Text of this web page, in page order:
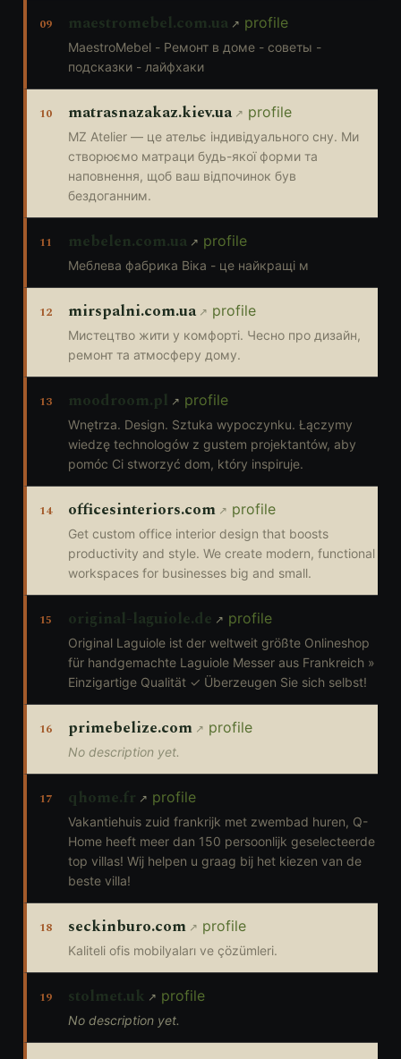
09 maestromebel.com.ua profile
MaestroMebel - Ремонт в доме - советы -
подсказки - лайфхаки
10 matrasnazakaz.kiev.ua profile
MZ Atelier — це ательє індивідуального сну. Ми
створюємо матраци будь-якої форми та
наповнення, щоб ваш відпочинок був
бездоганним.
11 mebelen.com.ua profile
Меблева фабрика Віка - це найкращі м
12 mirspalni.com.ua profile
Мистецтво жити у комфорті. Чесно про дизайн,
ремонт та атмосферу дому.
13 moodroom.pl profile
Wnętrza. Design. Sztuka wypoczynku. Łączymy
wiedzę technologów z gustem projektantów, aby
pomóc Ci stworzyć dom, który inspiruje.
14 officesinteriors.com profile
Get custom office interior design that boosts
productivity and style. We create modern, functional
workspaces for businesses big and small.
15 original-laguiole.de profile
Original Laguiole ist der weltweit größte Onlineshop
für handgemachte Laguiole Messer aus Frankreich »
Einzigartige Qualität ✓ Überzeugen Sie sich selbst!
16 primebelize.com profile
No description yet.
17 qhome.fr profile
Vakantiehuis zuid frankrijk met zwembad huren, Q-
Home heeft meer dan 150 persoonlijk geselecteerde
top villas! Wij helpen u graag bij het kiezen van de
beste villa!
18 seckinburo.com profile
Kaliteli ofis mobilyaları ve çözümleri.
19 stolmet.uk profile
No description yet.